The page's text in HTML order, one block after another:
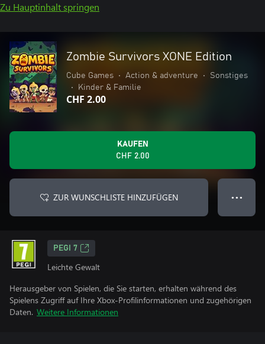
Zu Hauptinhalt springen
Zombie Survivors XONE Edition
Cube Games • Action & adventure •
Sonstiges
•
Kinder & Familie
CHF 2.00
KAUFEN
CHF 2.00
ZUR WUNSCHLISTE HINZUFÜGEN ● ● ●
PEGI 7
Leichte Gewalt
Herausgeber von Spielen, die Sie starten, erhalten während des
Spielens Zugriff auf Ihre Xbox-Profilinformationen und zugehörigen
Daten. Weitere Informationen